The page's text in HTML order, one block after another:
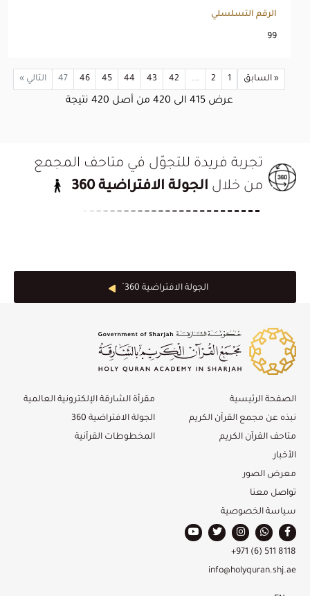
الرقم التسلسلي
99
« السابق 1
2
...
42
43
44
45
46
47 التالي »
عرض415 الى 420 من أصل 420 نتيجة
تجربة فريدة للتجوّل في متاحف المجمع
من خلال الجولة الافتراضية 360
الجولة الافتراضية 360 ْ
الصفحة الرئيسية
نبذه عن مجمع القرآن الكريم
متاحف القرآن الكريم
مقرأة الشارقة الإلكترونية العالمية
الجولة الافتراضية 360
المخطوطات القرآنية
الأخبار
معرض الصور
تواصل معنا
سياسة الخصوصية
+971 (6) 511 8118
info@holyquran.shj.ae